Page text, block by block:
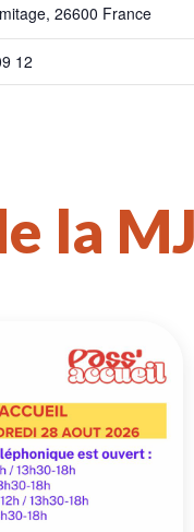
, 26600 France
12
la